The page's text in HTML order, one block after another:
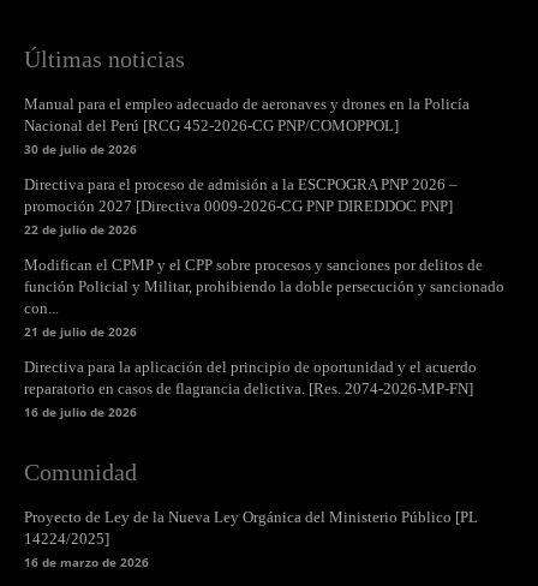
Últimas noticias
Manual para el empleo adecuado de aeronaves y drones en la Policía
Nacional del Perú [RCG 452-2026-CG PNP/COMOPPOL]
30 de julio de 2026
Directiva para el proceso de admisión a la ESCPOGRA PNP 2026 –
promoción 2027 [Directiva 0009-2026-CG PNP DIREDDOC PNP]
22 de julio de 2026
Modifican el CPMP y el CPP sobre procesos y sanciones por delitos de
función Policial y Militar, prohibiendo la doble persecución y sancionado
con...
21 de julio de 2026
Directiva para la aplicación del principio de oportunidad y el acuerdo
reparatorio en casos de flagrancia delictiva. [Res. 2074-2026-MP-FN]
16 de julio de 2026
Comunidad
Proyecto de Ley de la Nueva Ley Orgánica del Ministerio Público [PL
14224/2025]
16 de marzo de 2026